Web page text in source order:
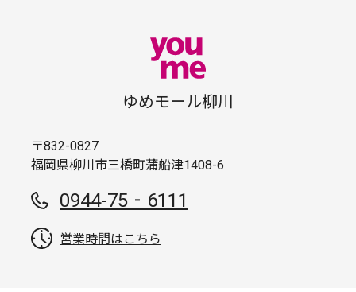
ゆめモール柳川
〒832-0827
福岡県柳川市三橋町蒲船津1408-6
0944-75‐6111
営業時間はこちら